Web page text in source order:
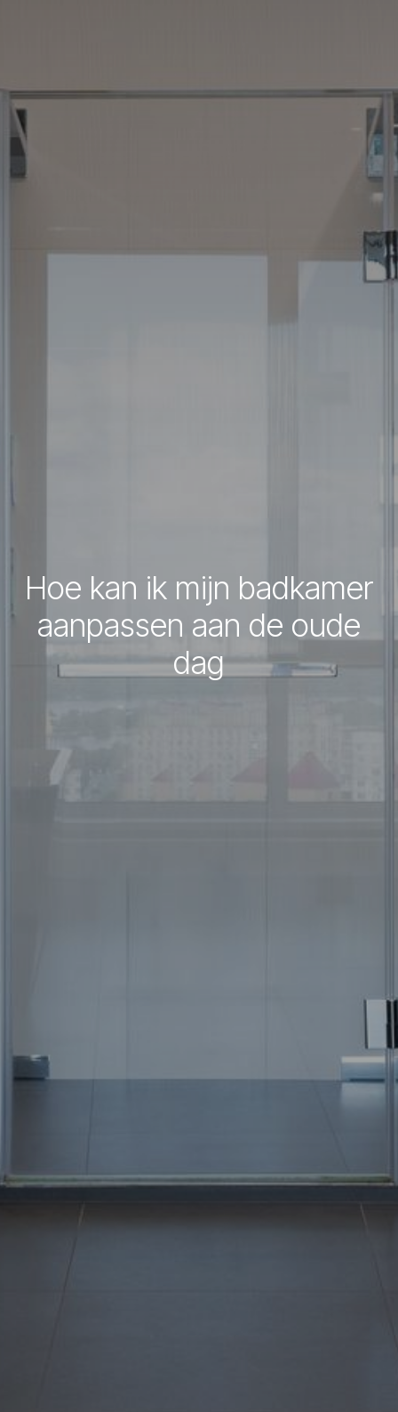
Hoe kan ik mijn badkamer
aanpassen aan de oude
dag